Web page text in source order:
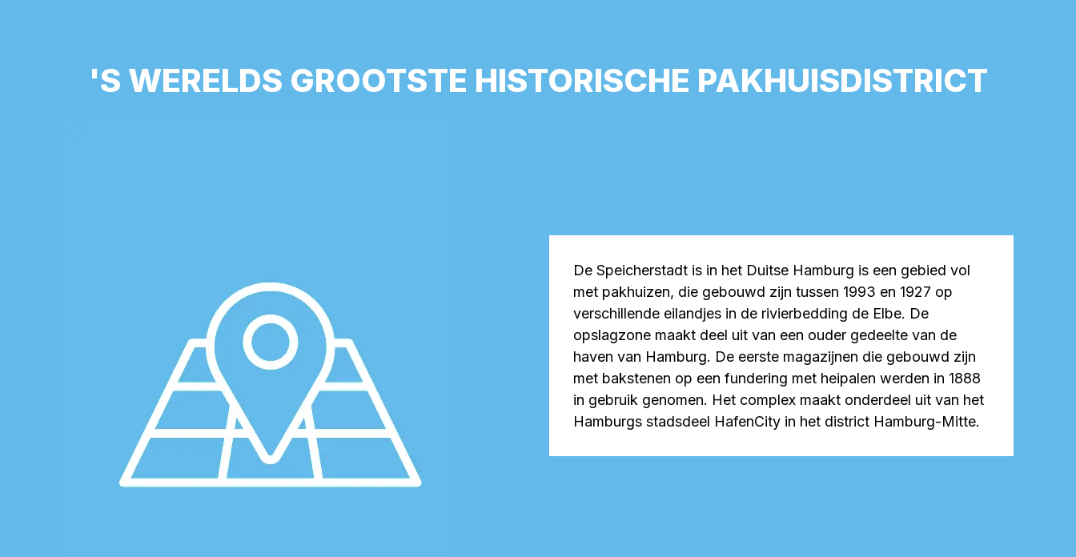
'S WERELDS GROOTSTE HISTORISCHE PAKHUISDISTRICT
De Speicherstadt is in het Duitse Hamburg is een gebied vol
met pakhuizen, die gebouwd zijn tussen 1993 en 1927 op
verschillende eilandjes in de rivierbedding de Elbe. De
opslagzone maakt deel uit van een ouder gedeelte van de
haven van Hamburg. De eerste magazijnen die gebouwd zijn
met bakstenen op een fundering met heipalen werden in 1888
in gebruik genomen. Het complex maakt onderdeel uit van het
Hamburgs stadsdeel HafenCity in het district Hamburg-Mitte.